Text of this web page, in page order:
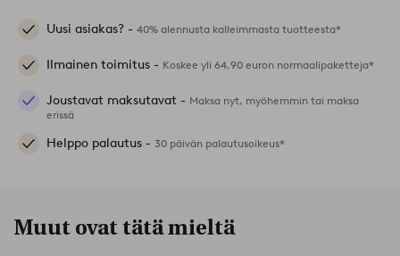
Uusi asiakas? - 40% alennusta kalleimmasta tuotteesta*
Ilmainen toimitus - Koskee yli 64,90 euron normaalipaketteja*
Joustavat maksutavat - Maksa nyt, myöhemmin tai maksa
erissä
Helppo palautus - 30 päivän palautusoikeus*
Muut ovat tätä mieltä